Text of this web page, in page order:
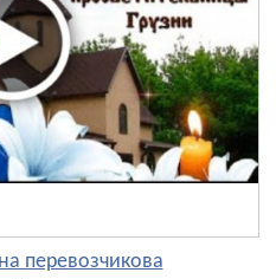
перевозчикова